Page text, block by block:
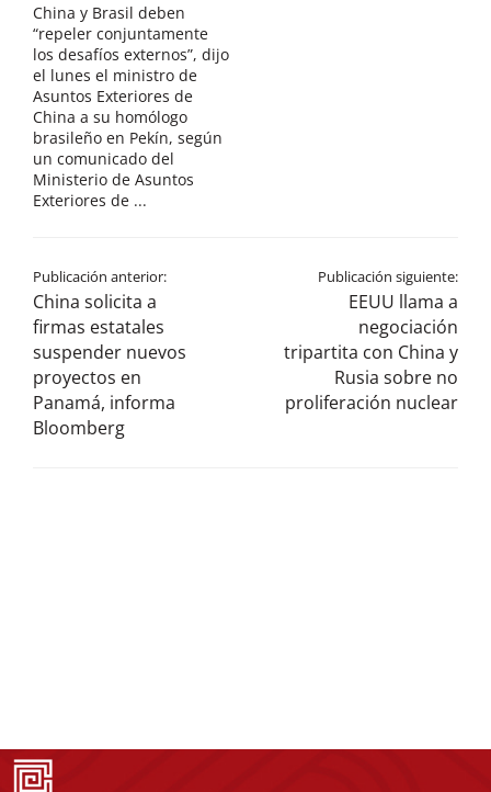
China y Brasil deben
“repeler conjuntamente
los desafíos externos”, dijo
el lunes el ministro de
Asuntos Exteriores de
China a su homólogo
brasileño en Pekín, según
un comunicado del
Ministerio de Asuntos
Exteriores de ...
Publicación anterior:
China solicita a
firmas estatales
suspender nuevos
proyectos en
Panamá, informa
Bloomberg
Publicación siguiente:
EEUU llama a
negociación
tripartita con China y
Rusia sobre no
proliferación nuclear